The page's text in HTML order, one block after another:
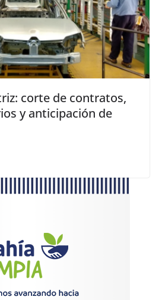
corte de contratos,
y anticipación de